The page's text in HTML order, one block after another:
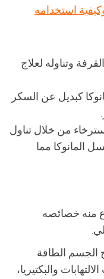
وتناوله لعلاج
كبديل عن السكر
من خلال تناول
المانوكا مما
منه خصائصه
الجسم الطاقة
والبكتيريا،